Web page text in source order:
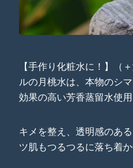
【手作り化粧水に！】（
ルの月桃水は、本物のシ
効果の高い芳香蒸留水使用
キメを整え、透明感のあ
ツ肌もつるつるに落ち着か